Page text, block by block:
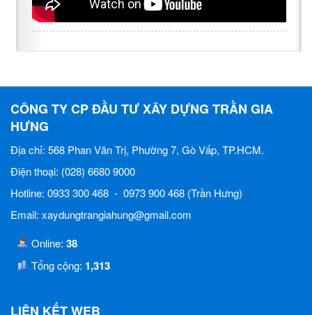
CÔNG TY CP ĐẦU TƯ XÂY DỰNG TRẦN GIA
HƯNG
Địa chỉ: 568 Phan Văn Trị, Phường 7, Gò Vấp, TP.HCM.
Điện thoại: (028) 6680 9000
Hotline: 0933 300 468 - 0973 900 468 (Trần Hưng)
Email: xaydungtrangiahung@gmail.com
Online: 38
Tổng cộng: 1,313
LIÊN KẾT WEB